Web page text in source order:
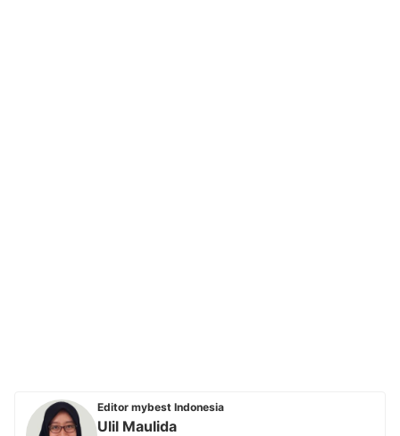
Editor mybest Indonesia
Ulil Maulida